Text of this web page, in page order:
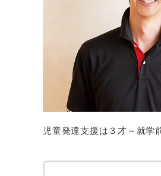
児童発達支援は３才～就学